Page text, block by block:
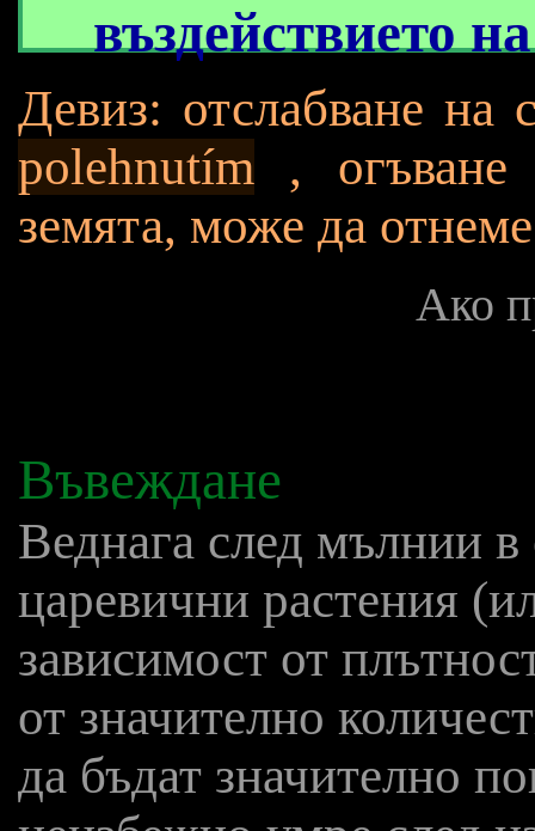
въздействието
Девиз: отслабване на
polehnutím , огъване
земята, може да
Ако
Въвеждане
Веднага след мълнии
царевични растения
зависимост от
от значително
да бъдат значително